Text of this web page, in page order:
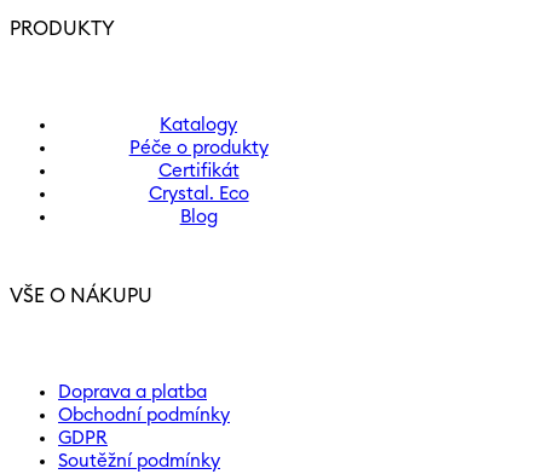
PRODUKTY
Katalogy
Péče o produkty
Certifikát
Crystal. Eco
Blog
VŠE O NÁKUPU
Doprava a platba
Obchodní podmínky
GDPR
Soutěžní podmínky